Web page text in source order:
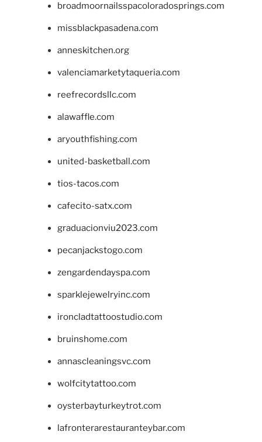
broadmoornailsspacoloradosprings.com
missblackpasadena.com
anneskitchen.org
valenciamarketytaqueria.com
reefrecordsllc.com
alawaffle.com
aryouthfishing.com
united-basketball.com
tios-tacos.com
cafecito-satx.com
graduacionviu2023.com
pecanjackstogo.com
zengardendayspa.com
sparklejewelryinc.com
ironcladtattoostudio.com
bruinshome.com
annascleaningsvc.com
wolfcitytattoo.com
oysterbayturkeytrot.com
lafronterarestauranteybar.com